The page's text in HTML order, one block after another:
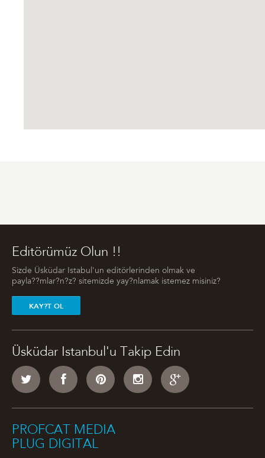
Editörümüz Olun !!
Sizde Üsküdar Istabul'un editörlerinden olmak ve
payla??mlar?n?z? sitemizde yay?nlamak istemez misiniz?
KAY?T OL
Üsküdar Istanbul'u Takip Edin
PROFCAT MEDIA
PLUG DIGITAL